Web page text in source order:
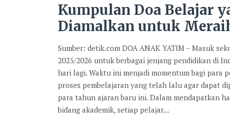
Kumpulan Doa Belajar
Diamalkan untuk
Sumber: detik.com DOA ANAK YATIM – Masuk
2025/2026 untuk berbagai jenjang pendidikan di
hari lagi. Waktu ini menjadi momentum bagi para
proses pembelajaran yang telah lalu agar dapat
para tahun ajaran baru ini. Dalam mendapatkan
bidang akademik, setiap pelajar...